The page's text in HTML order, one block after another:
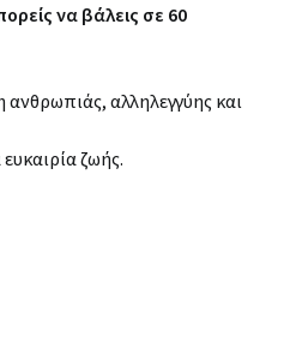
να βάλεις σε 60
αλληλεγγύης και
ζωής.